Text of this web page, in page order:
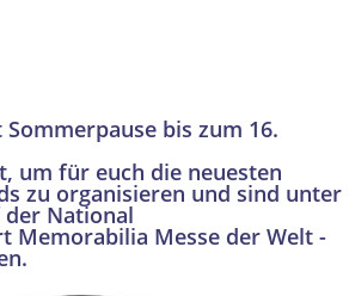
bis zum 16.
um für euch die neuesten
zu organisieren und sind unter
National
Memorabilia Messe der Welt -